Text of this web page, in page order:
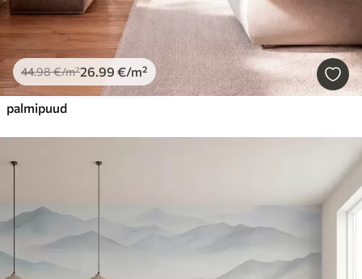
44.98€/m²26.99 €/m²
palmipuud